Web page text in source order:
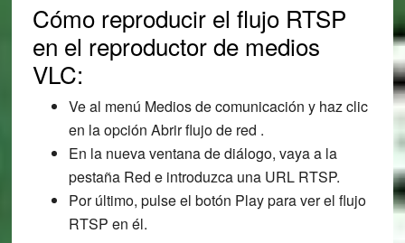
Cómo reproducir el flujo RTSP
en el reproductor de medios
VLC:
Ve al menú Medios de comunicación y haz clic
en la opción Abrir flujo de red .
En la nueva ventana de diálogo, vaya a la
pestaña Red e introduzca una URL RTSP.
Por último, pulse el botón Play para ver el flujo
RTSP en él.